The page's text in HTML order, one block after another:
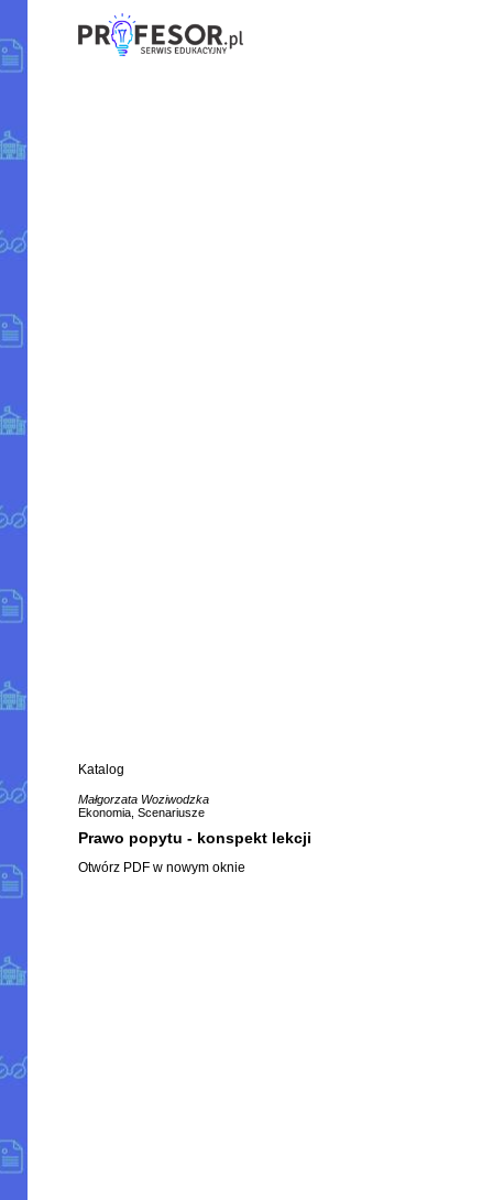
Katalog
Małgorzata Woziwodzka
Ekonomia, Scenariusze
Prawo popytu - konspekt lekcji
Otwórz PDF w nowym oknie